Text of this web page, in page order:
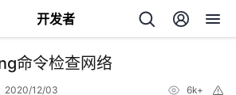
开发者
命令检查网络
2020/12/03 6k+